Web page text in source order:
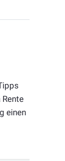
Rente
einen